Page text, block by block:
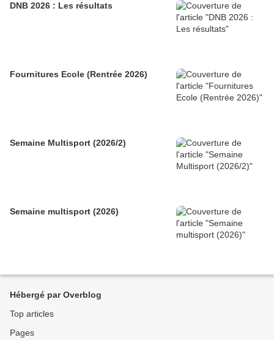
DNB 2026 : Les résultats
Fournitures Ecole (Rentrée 2026)
Semaine Multisport (2026/2)
Semaine multisport (2026)
Hébergé par Overblog
Top articles
Pages